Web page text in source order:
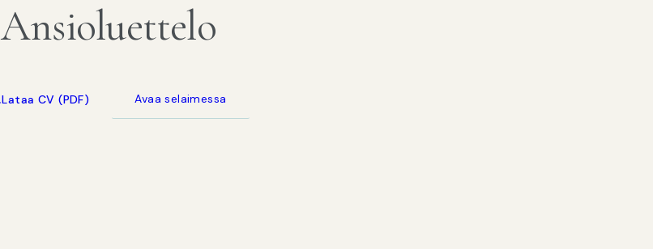
Ansioluettelo
Lataa CV (PDF) Avaa selaimessa